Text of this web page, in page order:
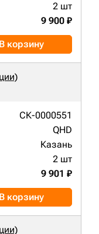
2 шт
9 900 ₽
В корзину
СК-0000551
QHD
Казань
2 шт
9 901 ₽
В корзину